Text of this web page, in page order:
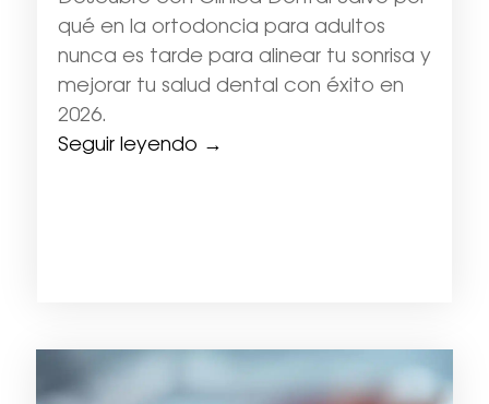
qué en la ortodoncia para adultos
nunca es tarde para alinear tu sonrisa y
mejorar tu salud dental con éxito en
2026.
Seguir leyendo →